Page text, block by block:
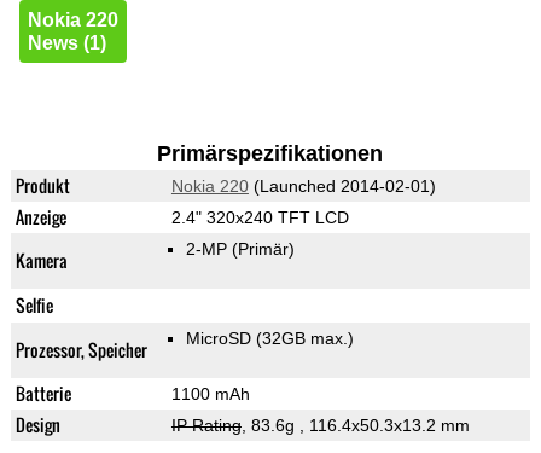
Nokia 220
News (1)
Primärspezifikationen
Produkt Nokia 220(Launched 2014-02-01)
Anzeige 2.4" 320x240 TFT LCD
Kamera 2-MP (Primär)
Selfie
Prozessor, Speicher
MicroSD (32GB max.)
Batterie 1100 mAh
Design IP Rating, 83.6g , 116.4x50.3x13.2 mm